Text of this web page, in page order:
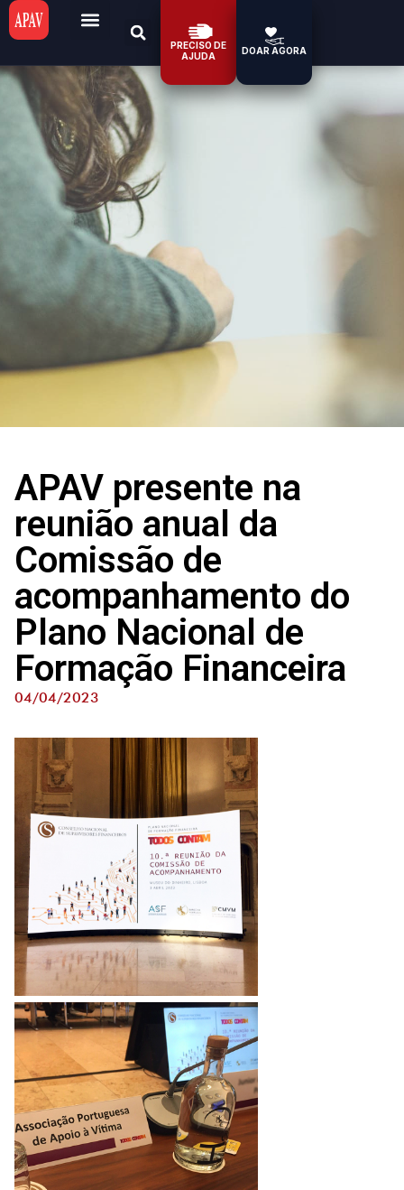
PRECISO DE
AJUDA
DOAR AGORA
APAV presente na
reunião anual da
Comissão de
acompanhamento do
Plano Nacional de
Formação Financeira
04/04/2023